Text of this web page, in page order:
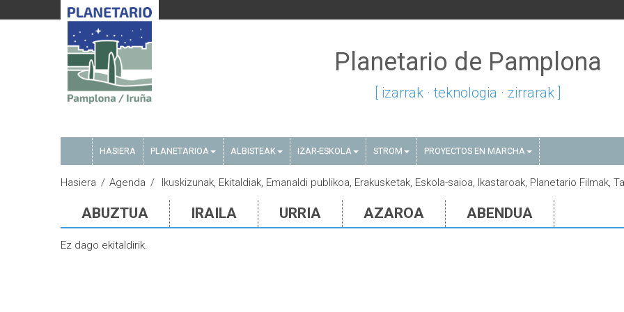
Planetario de Pamplona
[ izarrak · teknologia · zirrarak ]
HASIERA PLANETARIOA ALBISTEAK IZAR-ESKOLA STROM PROYECTOS EN MARCHA
Hasiera Agenda Ikuskizunak, Ekitaldiak, Emanaldi publikoa, Erakusketak, Eskola-saioa, Ikastaroak, Planetario Filmak,
ABUZTUA IRAILA URRIA AZAROA ABENDUA
Ez dago ekitaldirik.